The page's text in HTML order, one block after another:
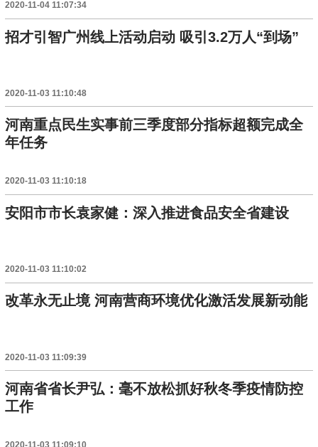
2020-11-04 11:07:34
招才引智广州线上活动启动 吸引3.2万人“到场”
2020-11-03 11:10:48
河南重点民生实事前三季度部分指标超额完成全
年任务
2020-11-03 11:10:18
安阳市市长袁家健：深入推进食品安全省建设
2020-11-03 11:10:02
改革永无止境 河南营商环境优化激活发展新动能
2020-11-03 11:09:39
河南省省长尹弘：毫不放松抓好秋冬季疫情防控
工作
2020-11-03 11:09:10